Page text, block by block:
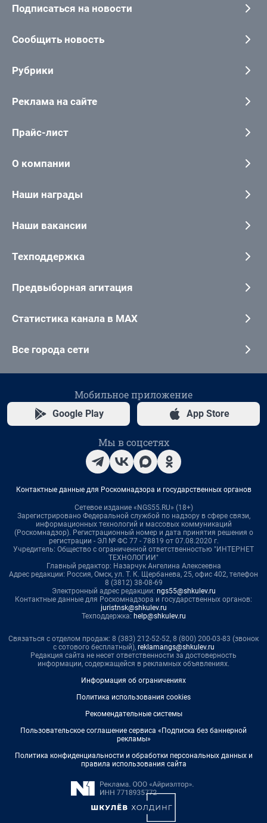
Подписаться на новости
Сообщить новость
Рубрики
Реклама на сайте
Прайс-лист
О компании
Наши награды
Наши вакансии
Техподдержка
Предвыборная агитация
Статистика канала в MAX
Все города сети
Мобильное приложение
Google Play App Store
Мы в соцсетях
Контактные данные для Роскомнадзора и государственных органов
Сетевое издание «NGS55.RU» (18+)
Зарегистрировано Федеральной службой по надзору в сфере связи,
информационных технологий и массовых коммуникаций
(Роскомнадзор). Регистрационный номер и дата принятия решения о
регистрации - ЭЛ № ФС 77 - 78819 от 07.08.2020 г.
Учредитель: Общество с ограниченной ответственностью "ИНТЕРНЕТ
ТЕХНОЛОГИИ"
Главный редактор: Назарчук Ангелина Алексеевна
Адрес редакции: Россия, Омск, ул. Т. К. Щербанева, 25, офис 402, телефон
8 (3812) 38-08-69
Электронный адрес редакции: ngs55@shkulev.ru
Контактные данные для Роскомнадзора и государственных органов:
juristnsk@shkulev.ru
Техподдержка: help@shkulev.ru
Связаться с отделом продаж: 8 (383) 212-52-52, 8 (800) 200-03-83 (звонок
с сотового бесплатный), reklamangs@shkulev.ru
Редакция сайта не несет ответственности за достоверность
информации, содержащейся в рекламных объявлениях.
Информация об ограничениях
Политика использования cookies
Рекомендательные системы
Пользовательское соглашение сервиса «Подписка без баннерной
рекламы»
Политика конфиденциальности и обработки персональных данных и
правила использования сайта